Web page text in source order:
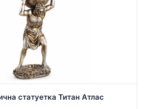
статуетка Титан Атлас